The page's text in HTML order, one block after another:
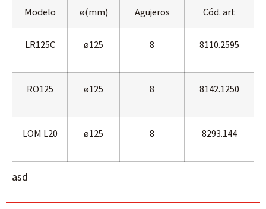
Modelo ø(mm) Agujeros Cód. art
LR125C ø125 8 8110.2595
RO125 ø125 8 8142.1250
LOM L20 ø125 8 8293.144
asd